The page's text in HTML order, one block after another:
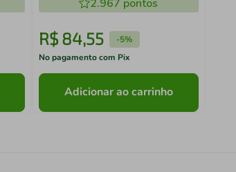
2.967 pontos
R$ 84,55 -5%
No pagamento com Pix
Adicionar ao carrinho